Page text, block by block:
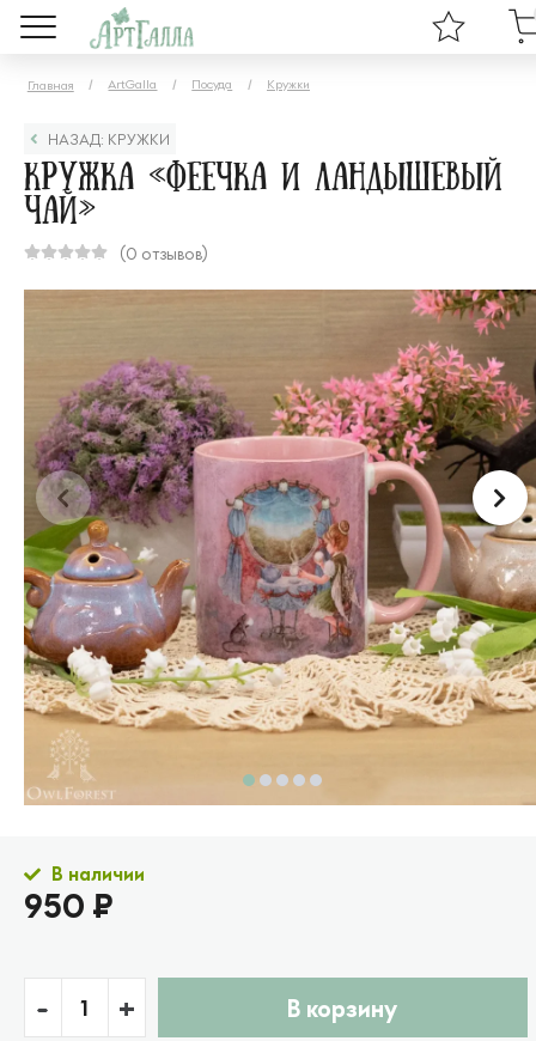
Главная ArtGalla Посуда Кружки
НАЗАД: КРУЖКИ
Кружка «Феечка и ландышевый
чай»
(0 отзывов)
В наличии
950 ₽
- + В корзину